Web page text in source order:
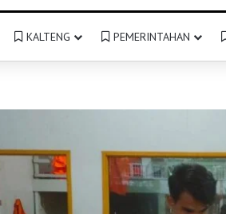
KALTENG PEMERINTAHAN